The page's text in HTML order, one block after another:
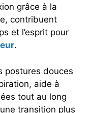
grâce à la
contribuent
et l’esprit pour
.
postures douces
aide à
tout au long
transition plus